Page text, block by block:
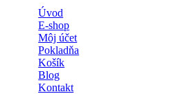
Úvod
E-shop
Môj účet
Pokladňa
Košík
Blog
Kontakt